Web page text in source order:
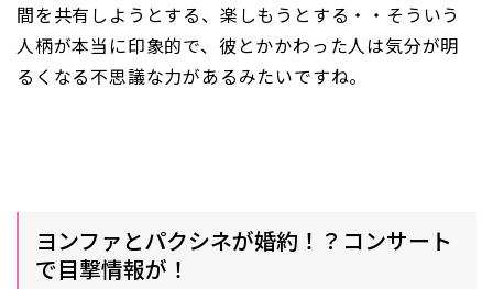
間を共有しようとする、楽しもうとする・・そういう
人柄が本当に印象的で、彼とかかわった人は気分が明
るくなる不思議な力があるみたいですね。
ヨンファとパクシネが婚約！？コンサート
で目撃情報が！